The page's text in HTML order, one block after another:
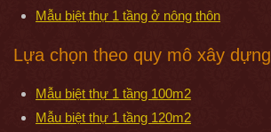
Mẫu biệt thự 1 tầng ở nông thôn
Lựa chọn theo quy mô xây dựng
Mẫu biệt thự 1 tầng 100m2
Mẫu biệt thự 1 tầng 120m2